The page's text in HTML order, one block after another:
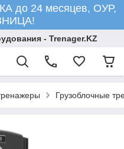
до 24 месяцев, ОУР,
- Trenager.KZ
Грузоблочные